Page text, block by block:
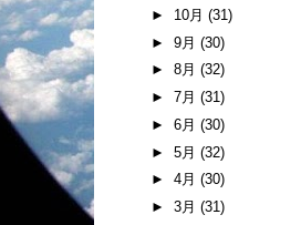
► 10月 (31)
► 9月 (30)
► 8月 (32)
► 7月 (31)
► 6月 (30)
► 5月 (32)
► 4月 (30)
► 3月 (31)